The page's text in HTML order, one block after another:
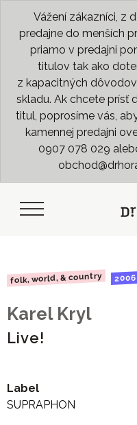
Vážení zákazníci, z
predajne do menších
priamo v predajni
titulov tak ako
z kapacitných
skladu. Ak chcete prísť
titul, poprosíme vás,
kamennej predajni
0907 078 029
folk, world, & country 2006
Karel Kryl
Live!
Label
SUPRAPHON